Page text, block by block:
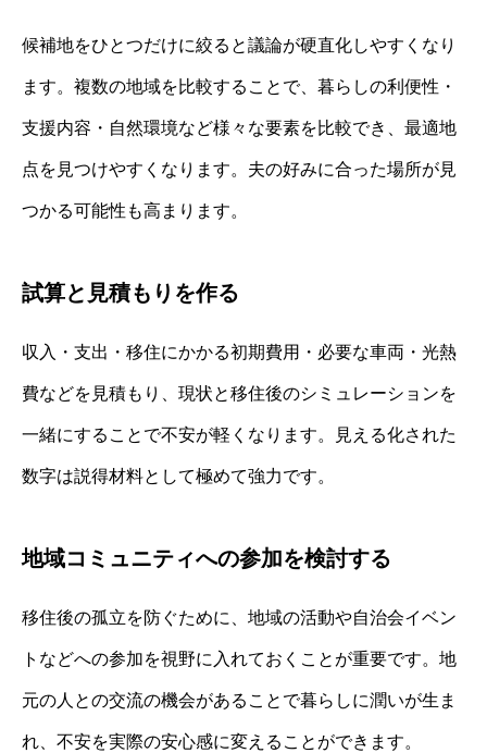
候補地をひとつだけに絞ると議論が硬直化しやすくなり
ます。複数の地域を比較することで、暮らしの利便性・
支援内容・自然環境など様々な要素を比較でき、最適地
点を見つけやすくなります。夫の好みに合った場所が見
つかる可能性も高まります。
試算と見積もりを作る
収入・支出・移住にかかる初期費用・必要な車両・光熱
費などを見積もり、現状と移住後のシミュレーションを
一緒にすることで不安が軽くなります。見える化された
数字は説得材料として極めて強力です。
地域コミュニティへの参加を検討する
移住後の孤立を防ぐために、地域の活動や自治会イベン
トなどへの参加を視野に入れておくことが重要です。地
元の人との交流の機会があることで暮らしに潤いが生ま
れ、不安を実際の安心感に変えることができます。